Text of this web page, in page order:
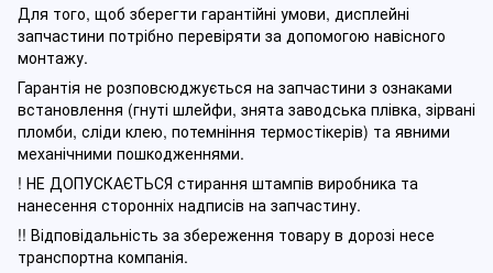
Для того, щоб зберегти гарантійні умови, дисплейні
запчастини потрібно перевіряти за допомогою навісного
монтажу.
Гарантія не розповсюджується на запчастини з ознаками
встановлення (гнуті шлейфи, знята заводська плівка, зірвані
пломби, сліди клею, потемніння термостікерів) та явними
механічними пошкодженнями.
! НЕ ДОПУСКАЄТЬСЯ стирання штампів виробника та
нанесення сторонніх надписів на запчастину.
!! Відповідальність за збереження товару в дорозі несе
транспортна компанія.